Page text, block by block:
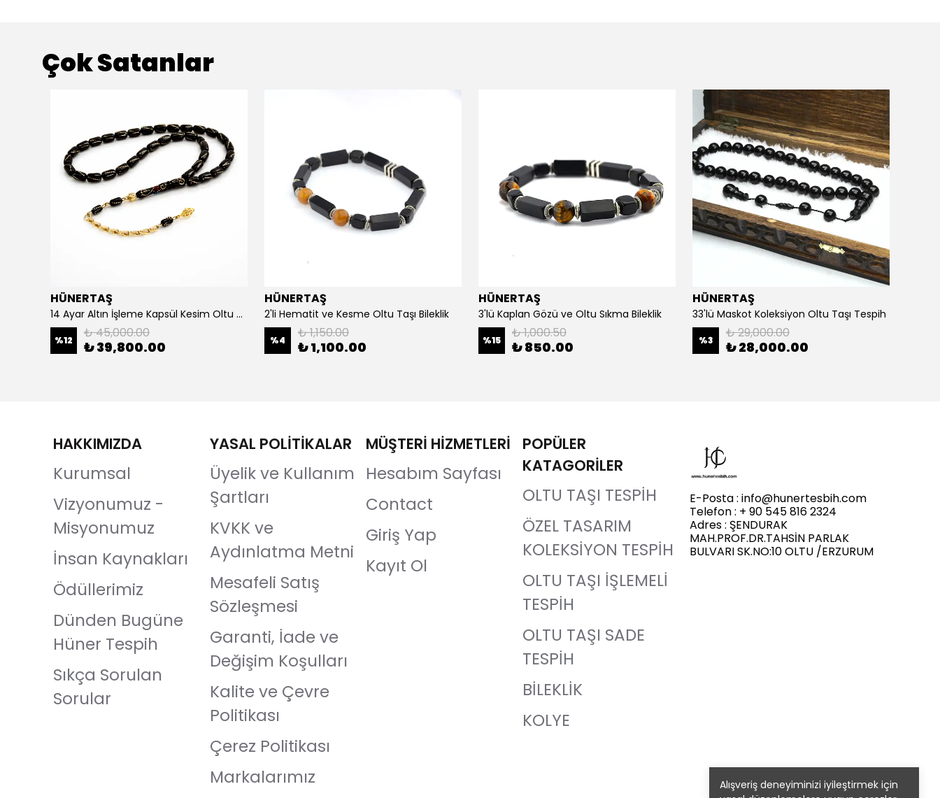
Alışveriş deneyiminizi iyileştirmek için
Çok Satanlar
HÜNERTAŞ
14 Ayar Altın İşleme Kapsül Kesim Oltu Taşı Tespih
%12 ₺ 45,000.00
₺ 39,800.00
HÜNERTAŞ
2'li Hematit ve Kesme Oltu Taşı Bileklik
%4 ₺ 1,150.00
₺ 1,100.00
HÜNERTAŞ
3'lü Kaplan Gözü ve Oltu Sıkma Bileklik
%15 ₺ 1,000.50
₺ 850.00
HÜNERTAŞ
33'lü Maskot Koleksiyon Oltu Taşı Tespih
%3 ₺ 29,000.00
₺ 28,000.00
HAKKIMIZDA
Kurumsal
Vizyonumuz -
Misyonumuz
İnsan Kaynakları
Ödüllerimiz
Dünden Bugüne
Hüner Tespih
Sıkça Sorulan
Sorular
YASAL POLİTİKALAR
Üyelik ve Kullanım
Şartları
KVKK ve
Aydınlatma Metni
Mesafeli Satış
Sözleşmesi
Garanti, İade ve
Değişim Koşulları
Kalite ve Çevre
Politikası
Çerez Politikası
Markalarımız
MÜŞTERİ HİZMETLERİ
Hesabım Sayfası
Contact
Giriş Yap
Kayıt Ol
POPÜLER
KATAGORİLER
OLTU TAŞI TESPİH
ÖZEL TASARIM
KOLEKSİYON TESPİH
OLTU TAŞI İŞLEMELİ
TESPİH
OLTU TAŞI SADE
TESPİH
BİLEKLİK
KOLYE
E-Posta : info@hunertesbih.com
Telefon : + 90 545 816 2324
Adres : ŞENDURAK
MAH.PROF.DR.TAHSİN PARLAK
BULVARI SK.NO:10 OLTU /ERZURUM